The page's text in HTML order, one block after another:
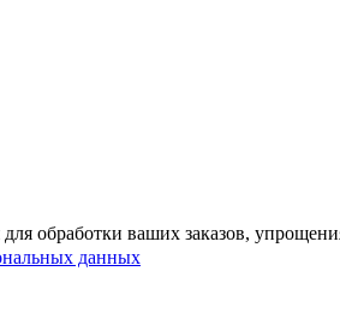
обработки ваших заказов,
данных